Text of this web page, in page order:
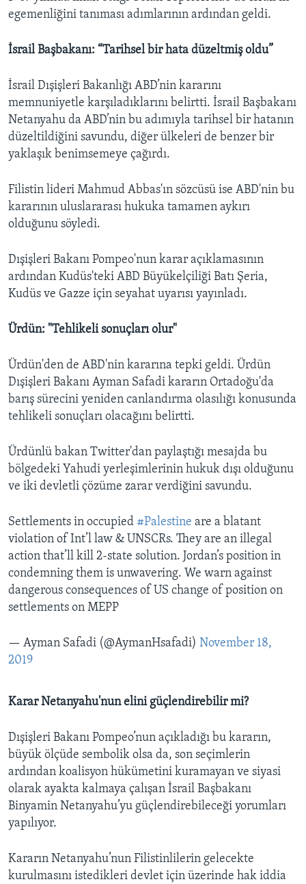
egemenliğini tanıması adımlarının ardından geldi.
İsrail Başbakanı: “Tarihsel bir hata düzeltmiş oldu”
İsrail Dışişleri Bakanlığı ABD’nin kararını
memnuniyetle karşıladıklarını belirtti. İsrail Başbakanı
Netanyahu da ABD’nin bu adımıyla tarihsel bir hatanın
düzeltildiğini savundu, diğer ülkeleri de benzer bir
yaklaşık benimsemeye çağırdı.
Filistin lideri Mahmud Abbas'ın sözcüsü ise ABD'nin bu
kararının uluslararası hukuka tamamen aykırı
olduğunu söyledi.
Dışişleri Bakanı Pompeo'nun karar açıklamasının
ardından Kudüs'teki ABD Büyükelçiliği Batı Şeria,
Kudüs ve Gazze için seyahat uyarısı yayınladı.
Ürdün: "Tehlikeli sonuçları olur"
Ürdün'den de ABD'nin kararına tepki geldi. Ürdün
Dışişleri Bakanı Ayman Safadi kararın Ortadoğu'da
barış sürecini yeniden canlandırma olasılığı konusunda
tehlikeli sonuçları olacağını belirtti.
Ürdünlü bakan Twitter'dan paylaştığı mesajda bu
bölgedeki Yahudi yerleşimlerinin hukuk dışı olduğunu
ve iki devletli çözüme zarar verdiğini savundu.
Settlements in occupied #Palestine are a blatant
violation of Int’l law & UNSCRs. They are an illegal
action that’ll kill 2-state solution. Jordan’s position in
condemning them is unwavering. We warn against
dangerous consequences of US change of position on
settlements on MEPP
— Ayman Safadi (@AymanHsafadi) November 18,
2019
Karar Netanyahu'nun elini güçlendirebilir mi?
Dışişleri Bakanı Pompeo’nun açıkladığı bu kararın,
büyük ölçüde sembolik olsa da, son seçimlerin
ardından koalisyon hükümetini kuramayan ve siyasi
olarak ayakta kalmaya çalışan İsrail Başbakanı
Binyamin Netanyahu’yu güçlendirebileceği yorumları
yapılıyor.
Kararın Netanyahu’nun Filistinlilerin gelecekte
kurulmasını istedikleri devlet için üzerinde hak iddia